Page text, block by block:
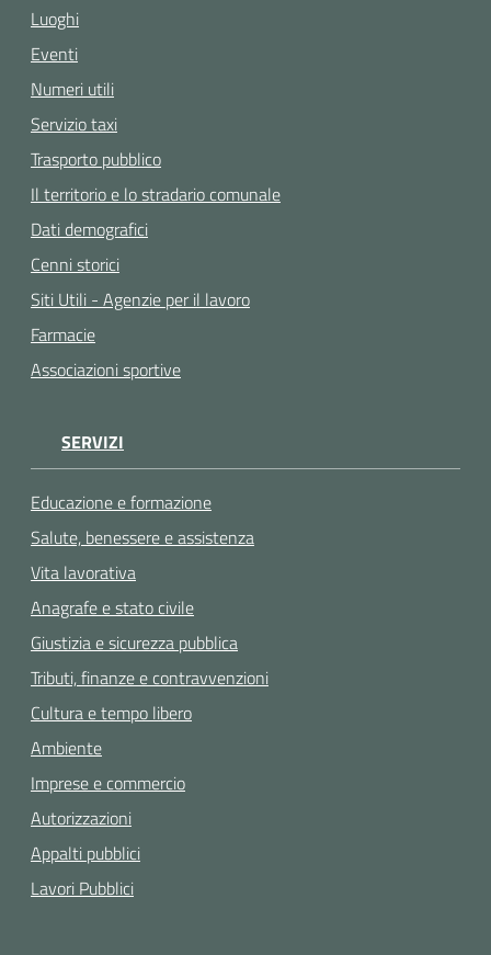
Luoghi
Eventi
Numeri utili
Servizio taxi
Trasporto pubblico
Il territorio e lo stradario comunale
Dati demografici
Cenni storici
Siti Utili - Agenzie per il lavoro
Farmacie
Associazioni sportive
SERVIZI
Educazione e formazione
Salute, benessere e assistenza
Vita lavorativa
Anagrafe e stato civile
Giustizia e sicurezza pubblica
Tributi, finanze e contravvenzioni
Cultura e tempo libero
Ambiente
Imprese e commercio
Autorizzazioni
Appalti pubblici
Lavori Pubblici